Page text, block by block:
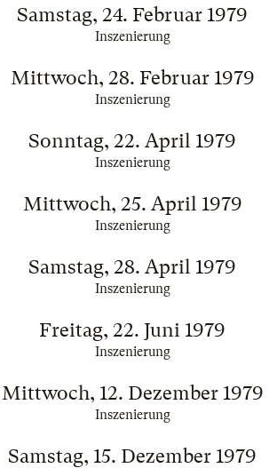
Samstag, 24. Februar 1979
Inszenierung
Mittwoch, 28. Februar 1979
Inszenierung
Sonntag, 22. April 1979
Inszenierung
Mittwoch, 25. April 1979
Inszenierung
Samstag, 28. April 1979
Inszenierung
Freitag, 22. Juni 1979
Inszenierung
Mittwoch, 12. Dezember 1979
Inszenierung
Samstag, 15. Dezember 1979